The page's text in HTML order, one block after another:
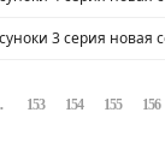
3 серия новая
153 154 155 156